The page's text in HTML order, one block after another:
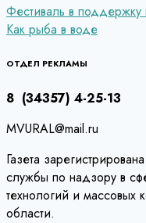
Навигация
по
записям
Фестиваль в
Как рыба в воде
ОТДЕЛ РЕКЛАМЫ
8 (34357) 4-25-13
MVURAL@mail.ru
Газета
службы по надзору в
технологий и массовых
области.